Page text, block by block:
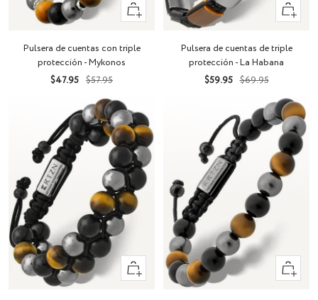
+
Añadir
Pulsera de cuentas con triple
protección - Mykonos
Precio
venta
$47.95 Precio
normal
$57.95
+
Añadir
Pulsera de cuentas de triple
protección - La Habana
Precio
$59.95 Precio
$69.95
+
Añadir
+
Añadir